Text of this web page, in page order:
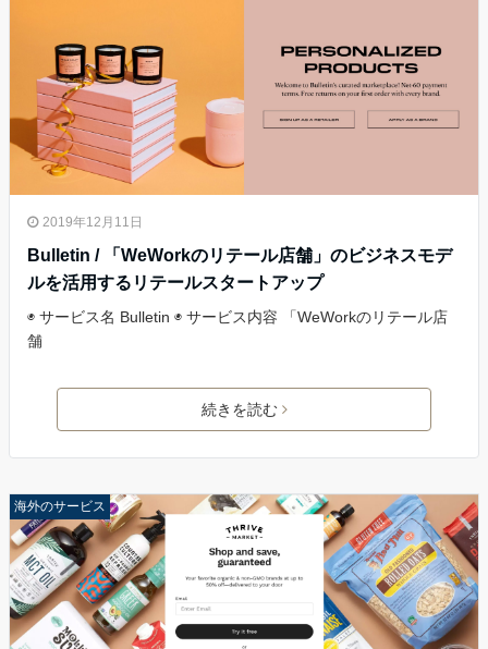
2019年12月11日
Bulletin / 「WeWorkのリテール店舗」のビジネスモデ
ルを活用するリテールスタートアップ
◉ サービス名 Bulletin ◉ サービス内容 「WeWorkのリテール店
舗
続きを読む
海外のサービス